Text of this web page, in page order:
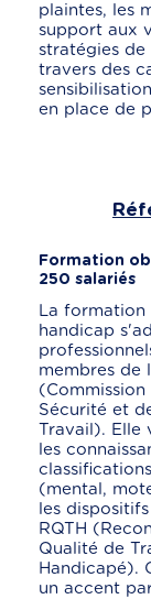
plaintes, les
support aux
stratégies de
travers des
en place de
Formation
250 salariés
La formation
handicap
membres de
Sécurité et
Travail). Elle
les
(mental,
les
RQTH
Qualité de
Handicapé).
un accent